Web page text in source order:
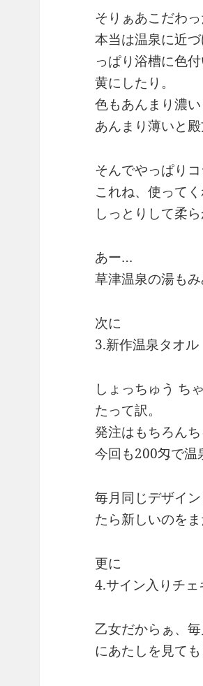
そりぁあこだわっ
本当は温泉に近
っぱり浴槽に色
黄にしたり。
色もあんまり濃
あんまり薄いと
そんでやっぱりコ
これね、使って
しっとりして柔
あー…
草津温泉の湯も
次に
3.新作温泉タオル
しょっちゅう ち
たって訳。
発注はもちろんち
今回も200匁で温
毎月同じデザイ
たら新しいのを
更に
4.サイン入りチェ
乙女だからぁ、
にあたしを見て